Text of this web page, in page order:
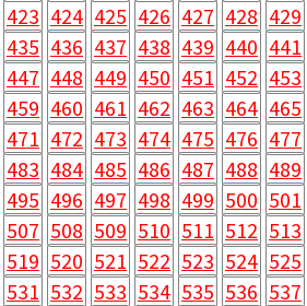
423 424 425 426 427 428 429
435 436 437 438 439 440 441
447 448 449 450 451 452 453
459 460 461 462 463 464 465
471 472 473 474 475 476 477
483 484 485 486 487 488 489
495 496 497 498 499 500 501
507 508 509 510 511 512 513
519 520 521 522 523 524 525
531 532 533 534 535 536 537